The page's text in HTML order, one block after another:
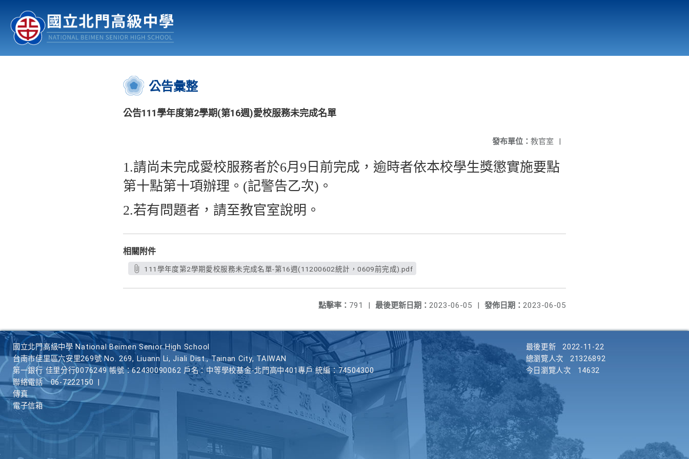
認識北中 行事曆
:::
公告彙整
公告111學年度第2學期(第16週)愛校服務未完成名單
發布單位： 教官室 |
1.請尚未完成愛校服務者於6月9日前完成，逾時者依本校學生獎懲實施要點
第十點第十項辦理。(記警告乙次)。
2.若有問題者，請至教官室說明。
相關附件
111學年度第2學期愛校服務未完成名單-第16週(11200602統計，0609前完成).pdf
發佈日期： 2023-06-05
最後更新日期： 2023-06-05 |
點擊率： 791 |
國立北門高級中學 National Beimen Senior High School
台南市佳里區六安里269號 No. 269, Liuann Li, Jiali Dist., Tainan City, TAIWAN
第一銀行 佳里分行0076249 帳號：62430090062 戶名：中等學校基金-北門高中401專戶 統編：74504300
聯絡電話
06-7222150
傳真
電子信箱
最後更新
2022-11-22
總瀏覽人次
21326892
今日瀏覽人次
14632